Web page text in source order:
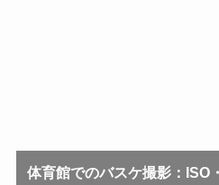
体育館でのバスケ撮影：ISO